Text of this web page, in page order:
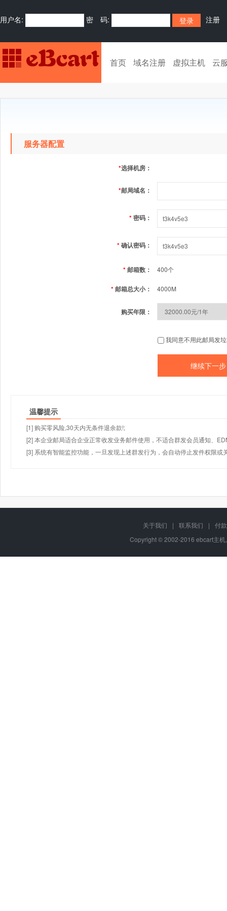
用户名: 密 码: 注册
首页 域名注册 虚拟主机 云
服务器配置
*选择机房：
*邮局域名：
*密码：
*确认密码：
*邮箱数： 400个
*邮箱总大小： 4000M
购买年限：
我同意不用此邮局发
温馨提示
[1] 购买零风险,30天内无条件退余款!;
[2] 本企业邮局适合企业正常收发业务邮件使用，不适合群发会员通知、
[3] 系统有智能监控功能，一旦发现上述群发行为，会自动停止发件权限或
关于我们 | 联系我们 |
付
Copyright © 2002-2016 ebcart主